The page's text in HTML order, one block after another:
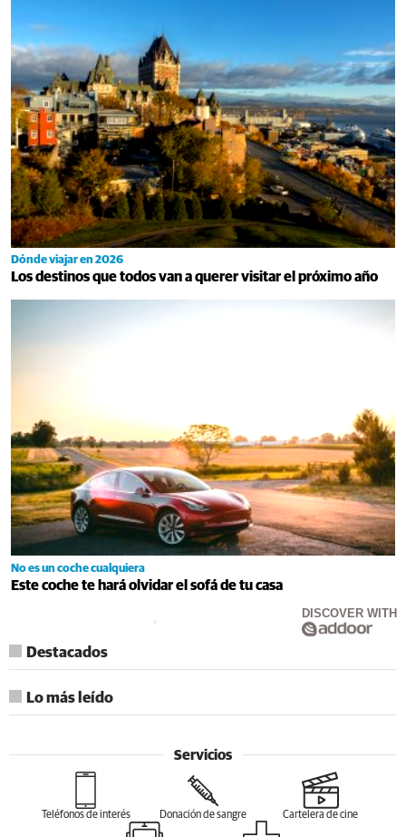
Dónde viajar en 2026
Los destinos que todos van a querer visitar el próximo año
No es un coche cualquiera
Este coche te hará olvidar el sofá de tu casa
DISCOVER WITH
Destacados
Lo más leído
Servicios
Teléfonos de interés Donación de sangre Cartelera de cine